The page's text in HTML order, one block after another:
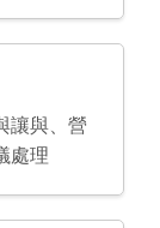
讓與、營
處理